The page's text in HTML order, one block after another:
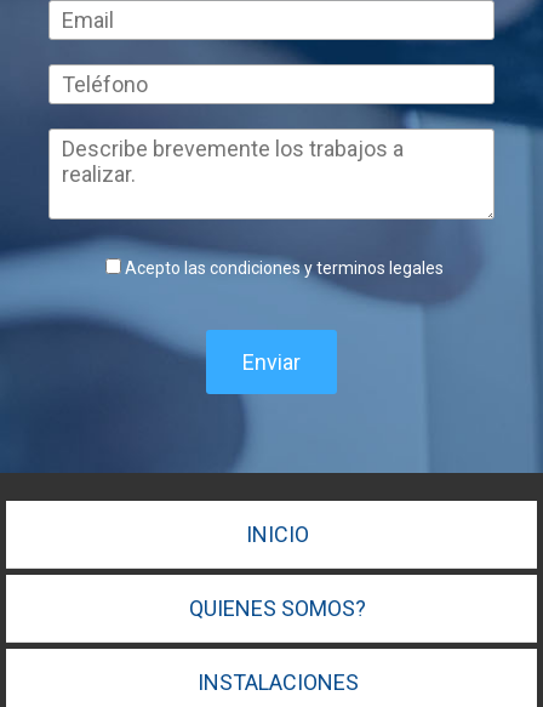
Acepto las condiciones y terminos legales
Enviar
INICIO
QUIENES SOMOS?
INSTALACIONES